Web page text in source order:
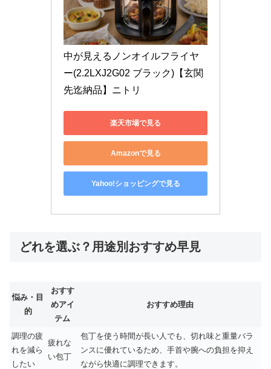
中が見えるノンオイルフライヤ
ー(2.2LXJ2G02 ブラック)【玄関
先迄納品】ニトリ
楽天市場で見る
Amazonで見る
Yahoo!ショッピングで見る
どれを選ぶ？用途別おすすめ早見
悩み・目
的
おすす
めアイ
テム
おすすめ理由
調理の疲
れを減ら
したい
疲れな
い包丁
包丁を使う時間が長い人でも、切れ味と重量バラ
ンスに優れているため、手首や腕への負担を抑え
ながら快適に調理できます。